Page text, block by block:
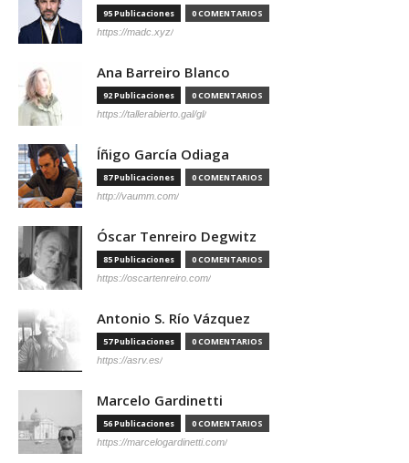
95 Publicaciones 0 COMENTARIOS
https://madc.xyz/
Ana Barreiro Blanco
92 Publicaciones 0 COMENTARIOS
https://tallerabierto.gal/gl/
Íñigo García Odiaga
87 Publicaciones 0 COMENTARIOS
http://vaumm.com/
Óscar Tenreiro Degwitz
85 Publicaciones 0 COMENTARIOS
https://oscartenreiro.com/
Antonio S. Río Vázquez
57 Publicaciones 0 COMENTARIOS
https://asrv.es/
Marcelo Gardinetti
56 Publicaciones 0 COMENTARIOS
https://marcelogardinetti.com/